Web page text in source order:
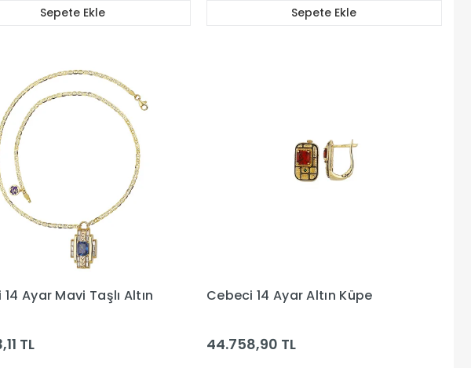
Sepete Ekle Sepete Ekle
Ayar Mavi Taşlı Altın
TL
Cebeci 14 Ayar Altın Küpe
44.758,90 TL